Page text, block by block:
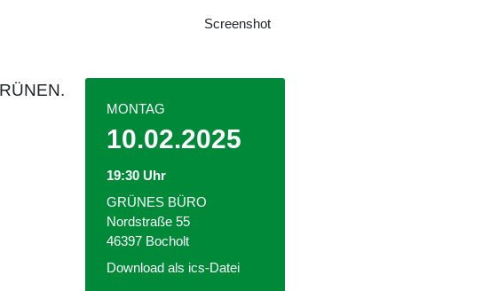
Screenshot
MONTAG
10.02.2025
19:30 Uhr
GRÜNES BÜRO
Nordstraße 55
46397 Bocholt
Download als ics-Datei